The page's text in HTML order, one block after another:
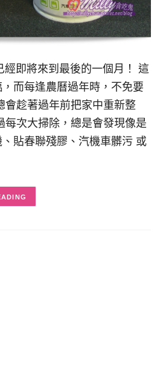
經即將來到最後的一個月！ 這
而每逢農曆過年時，不免要
會趁著過年前把家中重新整
每次大掃除，總是會發現像是
貼春聯殘膠、汽機車髒污 或